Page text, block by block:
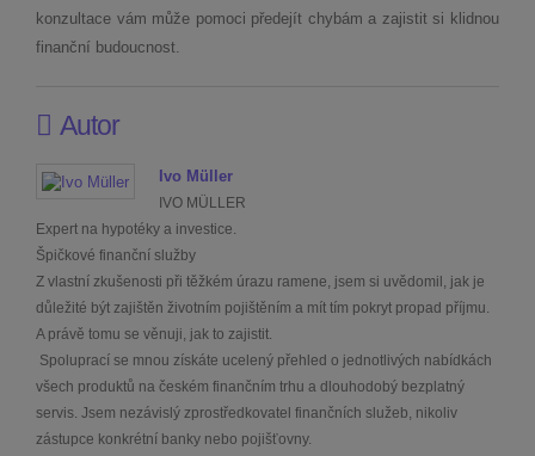
konzultace vám může pomoci předejít chybám a zajistit si klidnou
finanční budoucnost.
Autor
Ivo Müller
IVO MÜLLER
Expert na hypotéky a investice.
Špičkové finanční služby
Z vlastní zkušenosti při těžkém úrazu ramene, jsem si uvědomil, jak je
důležité být zajištěn životním pojištěním a mít tím pokryt propad příjmu.
A právě tomu se věnuji, jak to zajistit.
Spoluprací se mnou získáte ucelený přehled o jednotlivých nabídkách
všech produktů na českém finančním trhu a dlouhodobý bezplatný
servis. Jsem nezávislý zprostředkovatel finančních služeb, nikoliv
zástupce konkrétní banky nebo pojišťovny.